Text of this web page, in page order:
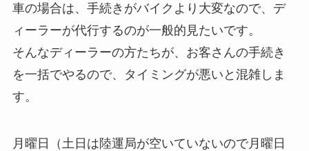
車の場合は、手続きがバイクより大変なので、デ
ィーラーが代行するのが一般的見たいです。
そんなディーラーの方たちが、お客さんの手続き
を一括でやるので、タイミングが悪いと混雑しま
す。
月曜日（土日は陸運局が空いていないので月曜日